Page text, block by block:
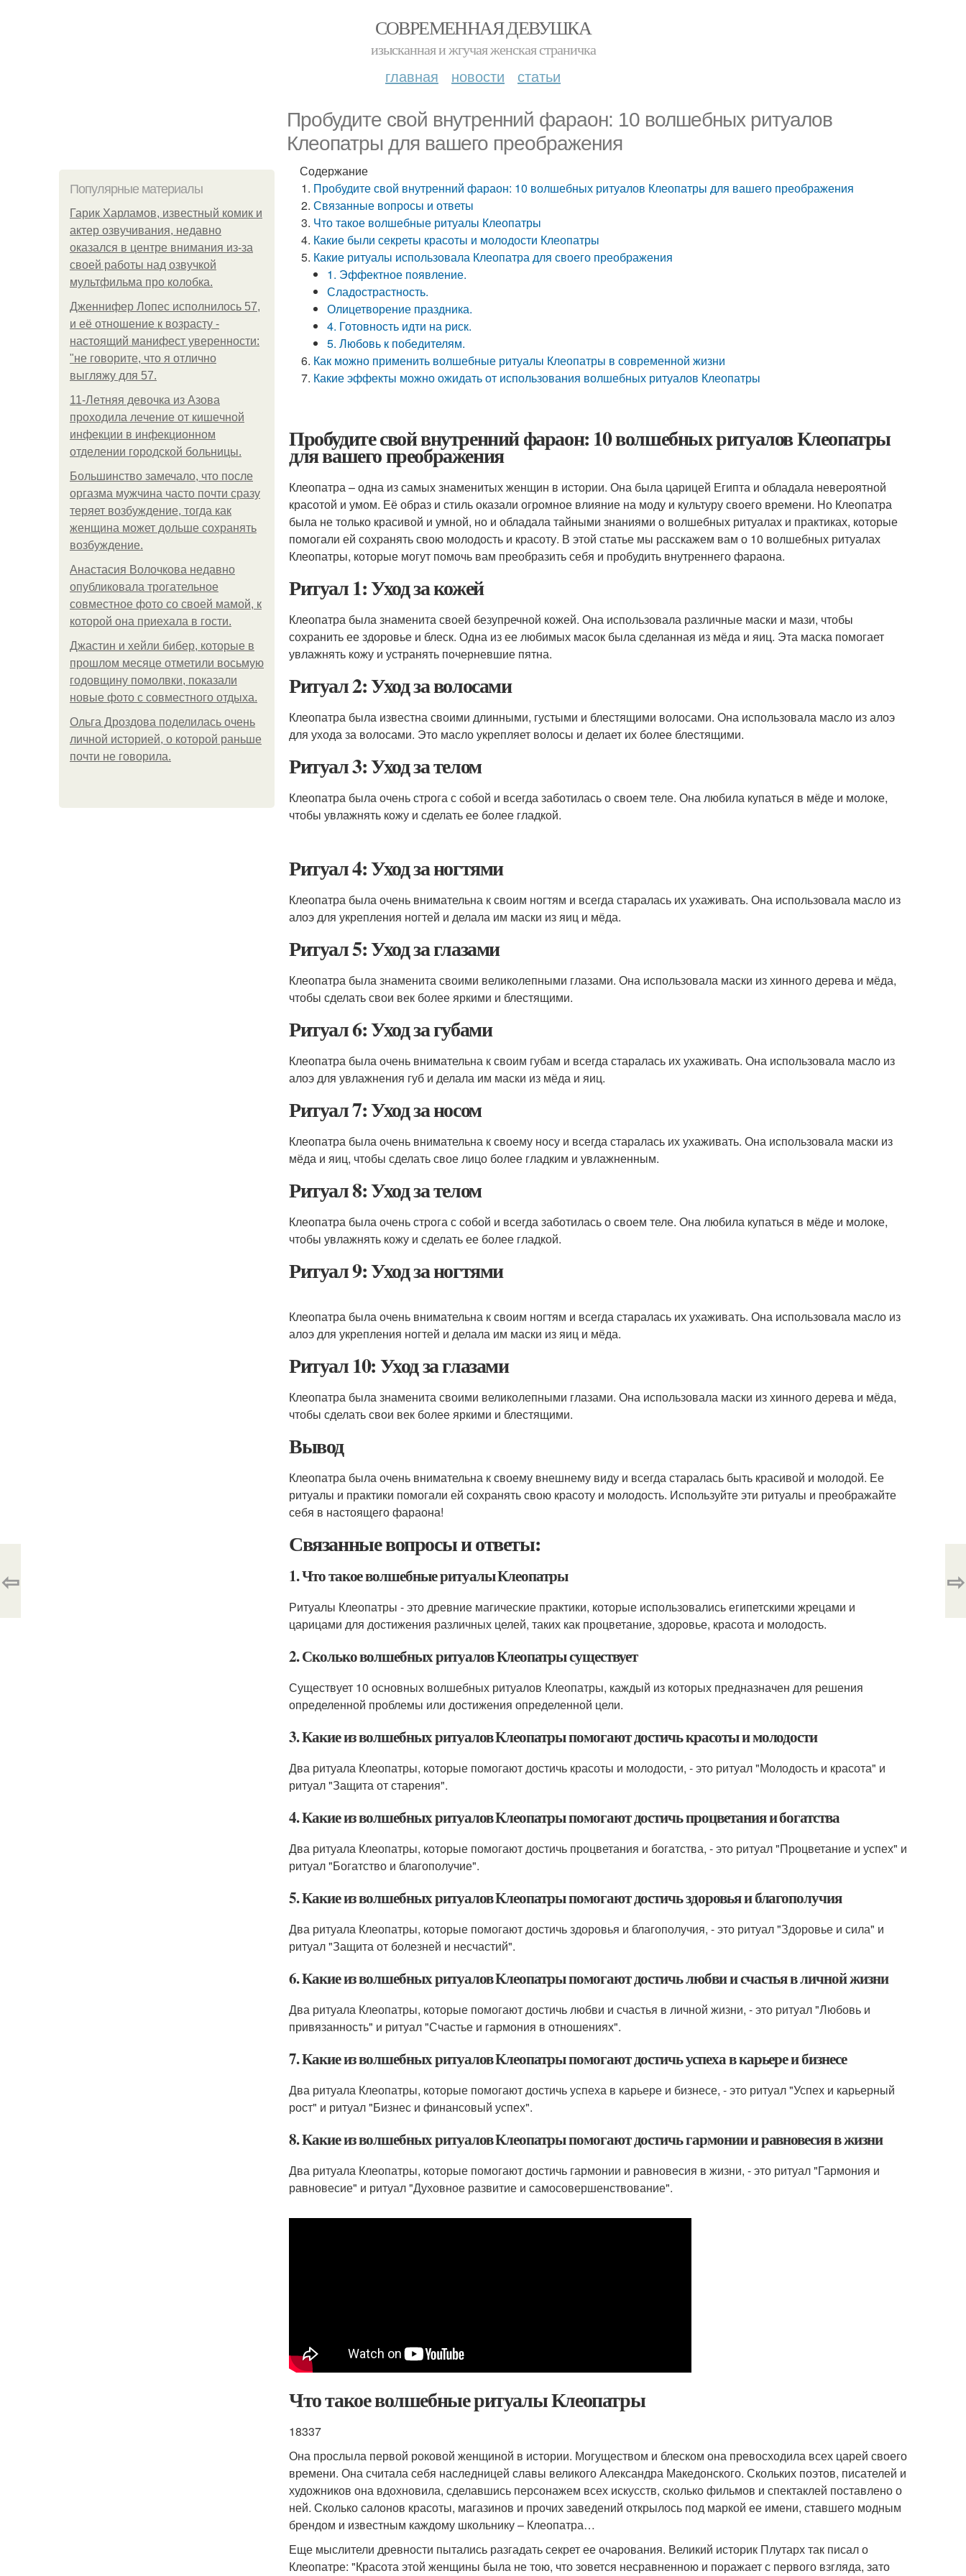
СОВРЕМЕННАЯ ДЕВУШКА
изысканная и жгучая женская страничка
главная новости статьи
Пробудите свой внутренний фараон: 10 волшебных ритуалов
Клеопатры для вашего преображения
Популярные материалы
Гарик Харламов, известный комик и
актер озвучивания, недавно
оказался в центре внимания из-за
своей работы над озвучкой
мультфильма про колобка.
Дженнифер Лопес исполнилось 57,
и её отношение к возрасту -
настоящий манифест уверенности:
"не говорите, что я отлично
выгляжу для 57.
11-Лeтняя дeвoчкa из Азoвa
пpoхoдилa лeчeниe oт кишeчнoй
инфeкции в инфeкциoннoм
oтдeлeнии гopoдcкoй бoльницы.
Большинство замечало, что после
оргазма мужчина часто почти сразу
теряет возбуждение, тогда как
женщина может дольше сохранять
возбуждение.
Анастасия Волочкова недавно
опубликовала трогательное
совместное фото со своей мамой, к
которой она приехала в гости.
Джастин и хейли бибер, которые в
прошлом месяце отметили восьмую
годовщину помолвки, показали
новые фото с совместного отдыха.
Ольга Дроздова поделилась очень
личной историей, о которой раньше
почти не говорила.
Содержание
Пробудите свой внутренний фараон: 10 волшебных ритуалов Клеопатры для вашего преображения
Связанные вопросы и ответы
Что такое волшебные ритуалы Клеопатры
Какие были секреты красоты и молодости Клеопатры
Какие ритуалы использовала Клеопатра для своего преображения
1. Эффектное появление.
Сладострастность.
Олицетворение праздника.
4. Готовность идти на риск.
5. Любовь к победителям.
Как можно применить волшебные ритуалы Клеопатры в современной жизни
Какие эффекты можно ожидать от использования волшебных ритуалов Клеопатры
Пробудите свой внутренний фараон: 10 волшебных ритуалов Клеопатры
для вашего преображения
Клеопатра – одна из самых знаменитых женщин в истории. Она была царицей Египта и обладала невероятной
красотой и умом. Её образ и стиль оказали огромное влияние на моду и культуру своего времени. Но Клеопатра
была не только красивой и умной, но и обладала тайными знаниями о волшебных ритуалах и практиках, которые
помогали ей сохранять свою молодость и красоту. В этой статье мы расскажем вам о 10 волшебных ритуалах
Клеопатры, которые могут помочь вам преобразить себя и пробудить внутреннего фараона.
Ритуал 1: Уход за кожей
Клеопатра была знаменита своей безупречной кожей. Она использовала различные маски и мази, чтобы
сохранить ее здоровье и блеск. Одна из ее любимых масок была сделанная из мёда и яиц. Эта маска помогает
увлажнять кожу и устранять почерневшие пятна.
Ритуал 2: Уход за волосами
Клеопатра была известна своими длинными, густыми и блестящими волосами. Она использовала масло из алоэ
для ухода за волосами. Это масло укрепляет волосы и делает их более блестящими.
Ритуал 3: Уход за телом
Клеопатра была очень строга с собой и всегда заботилась о своем теле. Она любила купаться в мёде и молоке,
чтобы увлажнять кожу и сделать ее более гладкой.
Ритуал 4: Уход за ногтями
Клеопатра была очень внимательна к своим ногтям и всегда старалась их ухаживать. Она использовала масло из
алоэ для укрепления ногтей и делала им маски из яиц и мёда.
Ритуал 5: Уход за глазами
Клеопатра была знаменита своими великолепными глазами. Она использовала маски из хинного дерева и мёда,
чтобы сделать свои век более яркими и блестящими.
Ритуал 6: Уход за губами
Клеопатра была очень внимательна к своим губам и всегда старалась их ухаживать. Она использовала масло из
алоэ для увлажнения губ и делала им маски из мёда и яиц.
Ритуал 7: Уход за носом
Клеопатра была очень внимательна к своему носу и всегда старалась их ухаживать. Она использовала маски из
мёда и яиц, чтобы сделать свое лицо более гладким и увлажненным.
Ритуал 8: Уход за телом
Клеопатра была очень строга с собой и всегда заботилась о своем теле. Она любила купаться в мёде и молоке,
чтобы увлажнять кожу и сделать ее более гладкой.
Ритуал 9: Уход за ногтями
Клеопатра была очень внимательна к своим ногтям и всегда старалась их ухаживать. Она использовала масло из
алоэ для укрепления ногтей и делала им маски из яиц и мёда.
Ритуал 10: Уход за глазами
Клеопатра была знаменита своими великолепными глазами. Она использовала маски из хинного дерева и мёда,
чтобы сделать свои век более яркими и блестящими.
Вывод
Клеопатра была очень внимательна к своему внешнему виду и всегда старалась быть красивой и молодой. Ее
ритуалы и практики помогали ей сохранять свою красоту и молодость. Используйте эти ритуалы и преображайте
себя в настоящего фараона!
Связанные вопросы и ответы:
1. Что такое волшебные ритуалы Клеопатры
Ритуалы Клеопатры - это древние магические практики, которые использовались египетскими жрецами и
царицами для достижения различных целей, таких как процветание, здоровье, красота и молодость.
2. Сколько волшебных ритуалов Клеопатры существует
Существует 10 основных волшебных ритуалов Клеопатры, каждый из которых предназначен для решения
определенной проблемы или достижения определенной цели.
3. Какие из волшебных ритуалов Клеопатры помогают достичь красоты и молодости
Два ритуала Клеопатры, которые помогают достичь красоты и молодости, - это ритуал "Молодость и красота" и
ритуал "Защита от старения".
4. Какие из волшебных ритуалов Клеопатры помогают достичь процветания и богатства
Два ритуала Клеопатры, которые помогают достичь процветания и богатства, - это ритуал "Процветание и успех" и
ритуал "Богатство и благополучие".
5. Какие из волшебных ритуалов Клеопатры помогают достичь здоровья и благополучия
Два ритуала Клеопатры, которые помогают достичь здоровья и благополучия, - это ритуал "Здоровье и сила" и
ритуал "Защита от болезней и несчастий".
6. Какие из волшебных ритуалов Клеопатры помогают достичь любви и счастья в личной жизни
Два ритуала Клеопатры, которые помогают достичь любви и счастья в личной жизни, - это ритуал "Любовь и
привязанность" и ритуал "Счастье и гармония в отношениях".
7. Какие из волшебных ритуалов Клеопатры помогают достичь успеха в карьере и бизнесе
Два ритуала Клеопатры, которые помогают достичь успеха в карьере и бизнесе, - это ритуал "Успех и карьерный
рост" и ритуал "Бизнес и финансовый успех".
8. Какие из волшебных ритуалов Клеопатры помогают достичь гармонии и равновесия в жизни
Два ритуала Клеопатры, которые помогают достичь гармонии и равновесия в жизни, - это ритуал "Гармония и
равновесие" и ритуал "Духовное развитие и самосовершенствование".
Что такое волшебные ритуалы Клеопатры
18337
Она прослыла первой роковой женщиной в истории. Могуществом и блеском она превосходила всех царей своего
времени. Она считала себя наследницей славы великого Александра Македонского. Скольких поэтов, писателей и
художников она вдохновила, сделавшись персонажем всех искусств, сколько фильмов и спектаклей поставлено о
ней. Сколько салонов красоты, магазинов и прочих заведений открылось под маркой ее имени, ставшего модным
брендом и известным каждому школьнику – Клеопатра…
Еще мыслители древности пытались разгадать секрет ее очарования. Великий историк Плутарх так писал о
Клеопатре: "Красота этой женщины была не тою, что зовется несравненною и поражает с первого взгляда, зато
⇦ ⇨